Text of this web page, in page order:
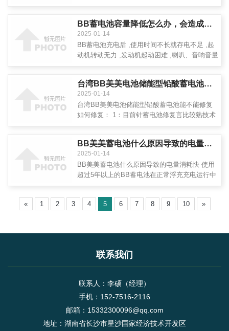
池后,传统处理方法是将整组电池进行均充,但实
际情况证明,这种做法不仅对提高
BB蓄电池容量降低怎么办，会造成什么问题
2025-01-14
BB蓄电池充电后 ,使用时间不长就存电不足 ,起
动机转动无力 ,发动机起动困难 ,喇叭、音响音量
检查发电机容量是否合适、调节器电压是否过
低、BB蓄电池是否因长期存放自行
台湾BB美美电池储能型铅酸蓄电池能不能修复如何修复？
2025-01-14
台湾BB美美电池储能型铅酸蓄电池能不能修复
如何修复： 1：目前针蓄电池修复言比较熟技术
病效放眼市场电车电池硫化能少三都点勉强真能
行赚钱靠修靠经营诚信脑袋！
BB美美蓄电池什么原因导致的电量消耗快
2025-01-14
BB美美蓄电池什么原因导致的电量消耗快 使用
超过5年以上的BB蓄电池在正常浮充充电运行中
于电池接近寿命终止，电池正极会严重软化（主
要失效模式），活性物质脱落，内阻增加，极板
« 1 2 3 4 5 6 7 8 9 10 »
联系我们
联系人：李硕（经理）
手机：152-7516-2116
邮箱：15332300096@qq.com
地址：湖南省长沙市星沙国家经济技术开发区